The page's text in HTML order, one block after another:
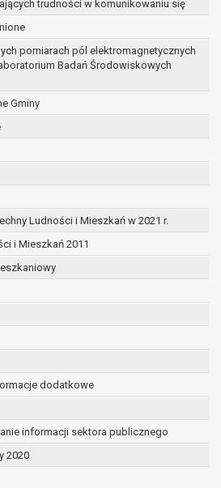
trudności w komunikowaniu się
pomiarach pól elektromagnetycznych
Badań Środowiskowych
Gminy
Ludności i Mieszkań w 2021 r.
i Mieszkań 2011
dodatkowe
informacji sektora publicznego
2020
roszczeń, a w
zgody na przetwarzanie
i rozliczeniu umowy, do
tej zgody.
umów o dofinansowanie
momentu pozyskania
są przez okres wynikający z
zawartej między
instytucją, trwałości
konieczności zachowania
do celów kontrolnych.
przez
osobowych przysługuje
do treści danych oraz
ich kopii na podstawie art. 15
sprostowania danych na
gdy:
są nieprawidłowe lub
(tzw. prawo do bycia
na podstawie art. 17 RODO,
gdy:
nie są już niezbędne do celów,